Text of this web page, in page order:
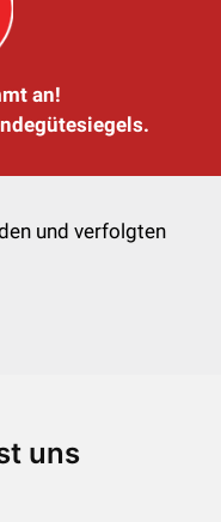
uns
an!
und verfolgten